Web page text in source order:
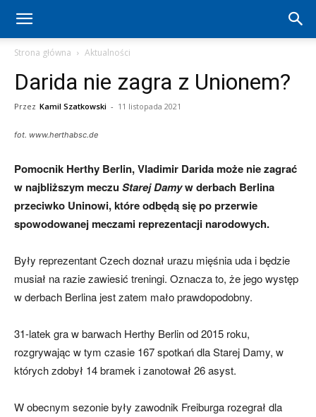
Hertha
Berlin
aktualności
skład)
Strona główna Aktualności
Darida nie zagra z Unionem?
Przez Kamil Szatkowski - 11 listopada 2021
fot. www.herthabsc.de
Pomocnik Herthy Berlin, Vladimir Darida może nie zagrać
w najbliższym meczuStarej Damyw derbach Berlina
przeciwko Uninowi, które odbędą się po przerwie
spowodowanej meczami reprezentacji narodowych.
Były reprezentant Czech doznał urazu mięśnia uda i będzie
musiał na razie zawiesić treningi. Oznacza to, że jego występ
w derbach Berlina jest zatem mało prawdopodobny.
31-latek gra w barwach Herthy Berlin od 2015 roku,
rozgrywając w tym czasie 167 spotkań dla Starej Damy, w
których zdobył 14 bramek i zanotował 26 asyst.
W obecnym sezonie były zawodnik Freiburga rozegrał dla